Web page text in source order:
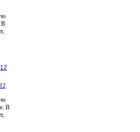
В
В